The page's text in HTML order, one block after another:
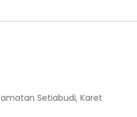
Setiabudi, Karet